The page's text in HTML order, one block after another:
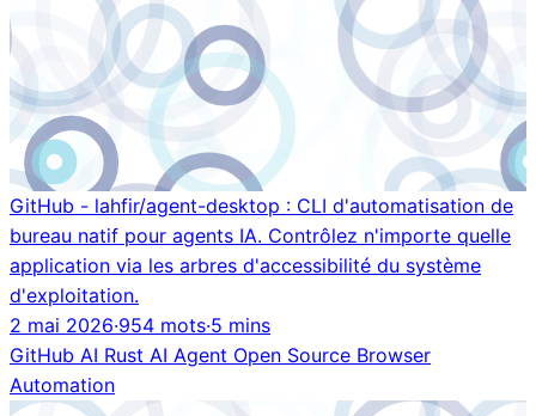
GitHub - lahfir/agent-desktop : CLI d'automatisation de
bureau natif pour agents IA. Contrôlez n'importe quelle
application via les arbres d'accessibilité du système
d'exploitation.
2 mai 2026·954 mots·5 mins
GitHub AI Rust AI Agent Open Source Browser
Automation